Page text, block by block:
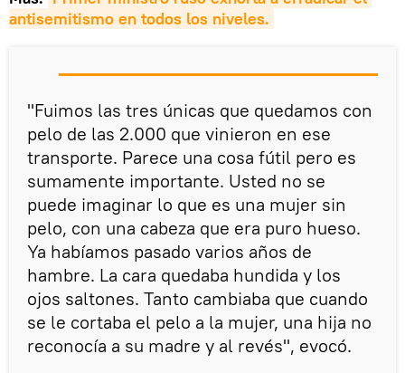
antisemitismo en todos los niveles.
"Fuimos las tres únicas que quedamos con
pelo de las 2.000 que vinieron en ese
transporte. Parece una cosa fútil pero es
sumamente importante. Usted no se
puede imaginar lo que es una mujer sin
pelo, con una cabeza que era puro hueso.
Ya habíamos pasado varios años de
hambre. La cara quedaba hundida y los
ojos saltones. Tanto cambiaba que cuando
se le cortaba el pelo a la mujer, una hija no
reconocía a su madre y al revés", evocó.